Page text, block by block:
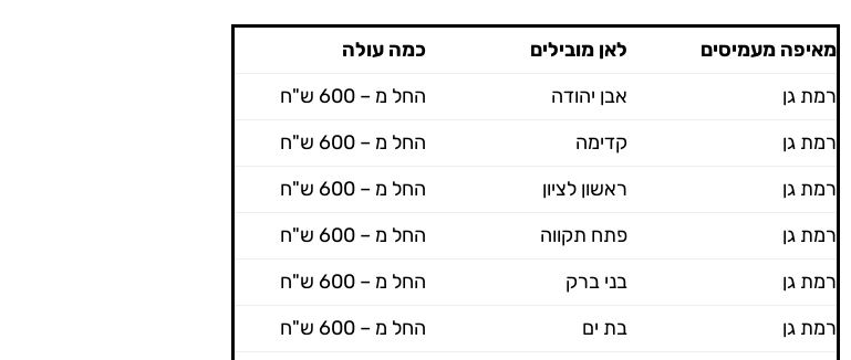
מאיפה מעמיסים לאן מובילים
כמה עולה
רמת גן
אבן יהודה
החל מ – 600 ש"ח
רמת גן
קדימה
החל מ – 600 ש"ח
רמת גן
ראשון לציון
החל מ – 600 ש"ח
רמת גן
פתח תקווה
החל מ – 600 ש"ח
רמת גן
בני ברק
החל מ – 600 ש"ח
רמת גן
בת ים
החל מ – 600 ש"ח